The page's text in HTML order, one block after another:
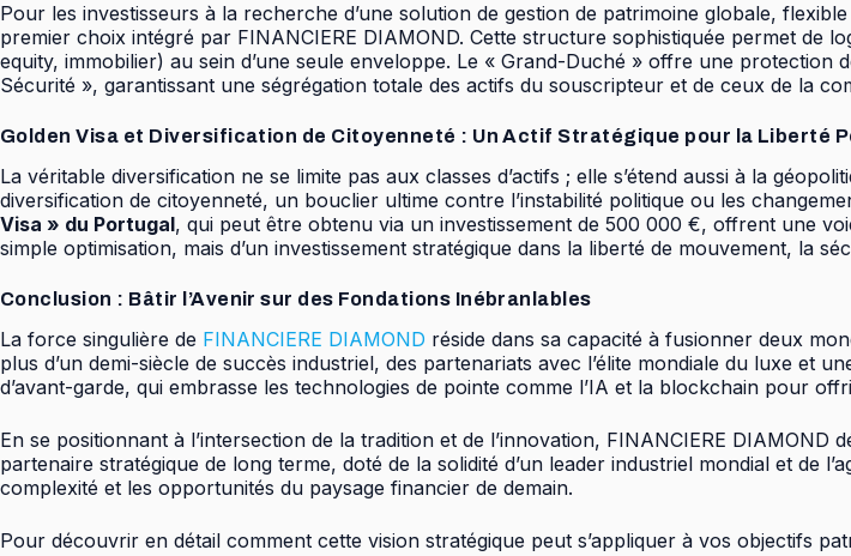
Pour les investisseurs à la recherche d’une solution de gestion de patrimoine globale,
premier choix intégré par FINANCIERE DIAMOND. Cette structure sophistiquée permet de
equity, immobilier) au sein d’une seule enveloppe. Le « Grand-Duché » offre une protection
Sécurité », garantissant une ségrégation totale des actifs du souscripteur et de ceux de la
Golden Visa et Diversification de Citoyenneté : Un Actif Stratégique pour la Liberté
La véritable diversification ne se limite pas aux classes d’actifs ; elle s’étend aussi à la
diversification de citoyenneté, un bouclier ultime contre l’instabilité politique ou les
Visa » du Portugal, qui peut être obtenu via un investissement de 500 000 €, offrent une
simple optimisation, mais d’un investissement stratégique dans la liberté de mouvement, la
Conclusion : Bâtir l’Avenir sur des Fondations Inébranlables
La force singulière de FINANCIERE DIAMOND réside dans sa capacité à fusionner deux
plus d’un demi-siècle de succès industriel, des partenariats avec l’élite mondiale du luxe et
d’avant-garde, qui embrasse les technologies de pointe comme l’IA et la blockchain pour
En se positionnant à l’intersection de la tradition et de l’innovation, FINANCIERE
partenaire stratégique de long terme, doté de la solidité d’un leader industriel mondial et de
complexité et les opportunités du paysage financier de demain.
Pour découvrir en détail comment cette vision stratégique peut s’appliquer à vos objectifs